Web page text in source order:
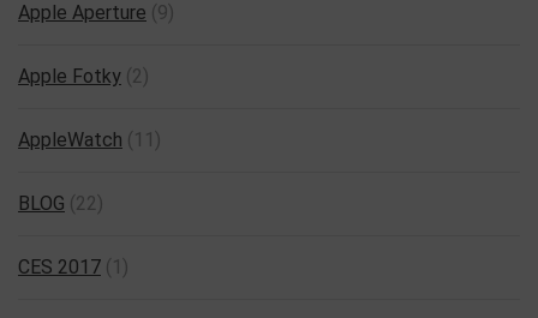
Apple Aperture (9)
Apple Fotky (2)
AppleWatch (11)
BLOG (22)
CES 2017 (1)